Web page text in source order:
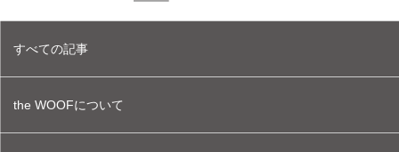
すべての記事
the WOOFについて